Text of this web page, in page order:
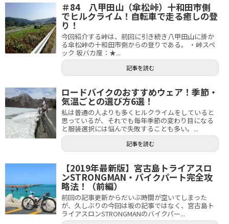
＃84 八甲田山（傘松峠）十和田市側
でヒルクライム！自転車で走る癒しの登
り！
今回紹介する峠は、前回に引き続き八甲田山に掛か
る傘松峠の十和田市側からの登りである。 ・峠スペ
ック 坂バカ度：★...
記事を読む
ロードバイクのおすすめウェア！季節・
気温ごとの選び方6選！
私は普通の人よりも多くヒルクライムをしていると
思っているが、それでも毎年季節の変わり目になる
と服装選択には悩んで失敗することも多い。...
記事を読む
【2019年最新版】宮古島トライアスロ
ンSTRONGMAN・バイクパート完全攻
略法！（前編）
前回の記事更新からだいぶ時間が空いてしまった
が、久しぶりの今回は坂の記事ではなく、宮古島ト
ライアスロンSTRONGMANのバイクパー...